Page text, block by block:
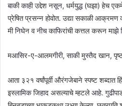
बाकी काही उ‌द्देश नसून, धर्मयुद्ध (घझा) हेच
प्रेषित प्रसन्न होवोत. उद्या सकाळी आक्रमण
मी निघेन व नीच काफिरांची कत्तल करून माझे
मआसिर-ए-आलमगीरी, साकी मुस्तैद खान,
आता ३२१ वर्षांपूर्वी औरंगजेबाने स्पष्ट शब्दात
इस्लामिक जिहाद असल्याचे म्हटले आहे.